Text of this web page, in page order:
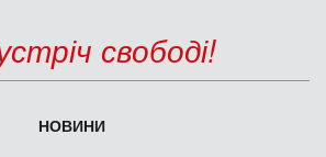
свободі!
НОВИНИ